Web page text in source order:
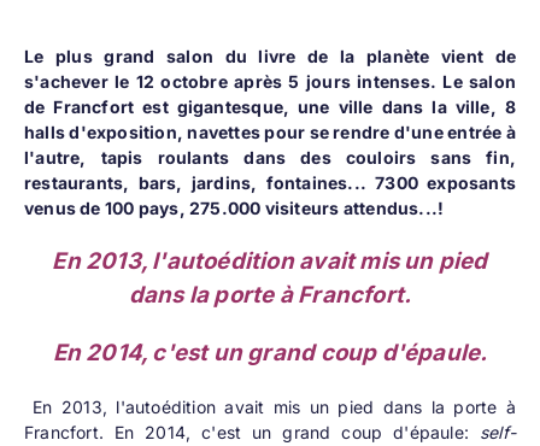
Le plus grand salon du livre de la planète vient de
s'achever le 12 octobre après 5 jours intenses. Le salon
de Francfort est gigantesque, une ville dans la ville, 8
halls d'exposition, navettes pour se rendre d'une entrée à
l'autre, tapis roulants dans des couloirs sans fin,
restaurants, bars, jardins, fontaines... 7300 exposants
venus de 100 pays, 275.000 visiteurs attendus...!
En 2013, l'autoédition avait mis un pied
dans la porte à Francfort.
En 2014, c'est un grand coup d'épaule.
En 2013, l'autoédition avait mis un pied dans la porte à
Francfort. En 2014, c'est un grand coup d'épaule: self-